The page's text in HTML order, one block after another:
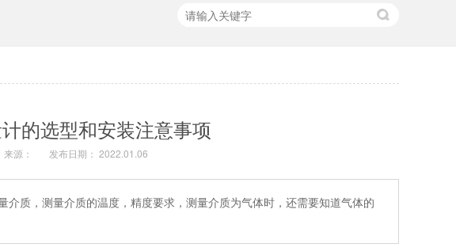
的选型和安装注意事项
来源： 发布日期： 2022.01.06
质，测量介质的温度，精度要求，测量介质为气体时，还需要知道气体的